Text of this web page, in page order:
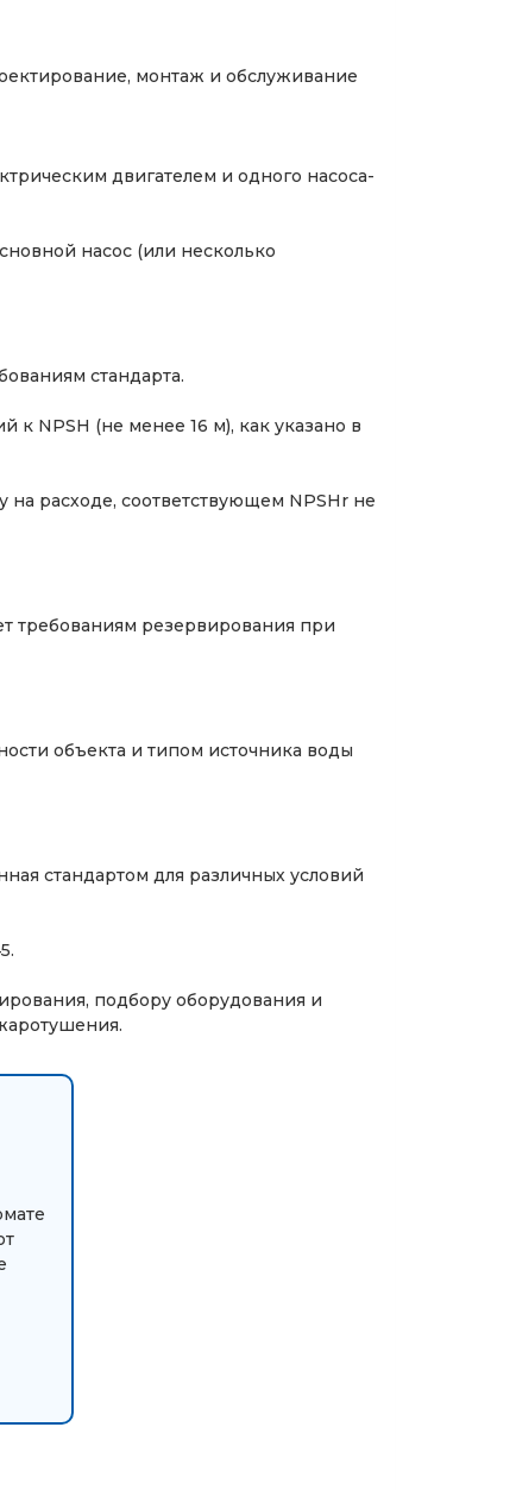
монтаж и обслуживание
двигателем и одного насоса-
насос (или несколько
стандарта.
NPSH (не менее 16 м), как указано в
на расходе, соответствующем NPSHr не
требованиям резервирования при
объекта и типом источника воды
стандартом для различных условий
подбору оборудования и